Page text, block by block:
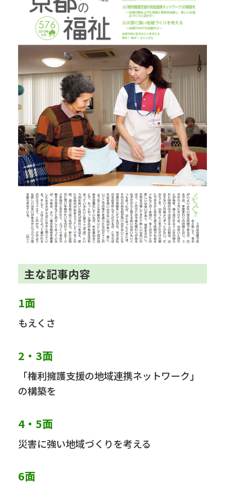
主な記事内容
1面
もえくさ
2・3面
「権利擁護支援の地域連携ネットワーク」
の構築を
4・5面
災害に強い地域づくりを考える
6面